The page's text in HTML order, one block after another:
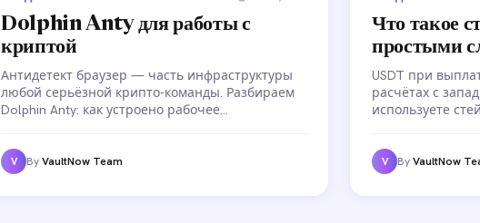
Dolphin Anty для работы с
криптой
Антидетект браузер — часть инфраструктуры
любой серьёзной крипто-команды. Разбираем
Dolphin Anty: как устроено рабочее
автоматизировать рутинные операции с
аккаунтами.
V ByVaultNow Team
Что такое
простыми
году
USDT при
расчётах с
используете
какие риски
выплатами.
V ByVaultNow